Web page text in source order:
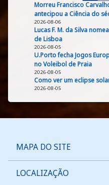
Morreu Francisco
antecipou a Ciência do
2026-08-06
Lucas F. M. da Silva
de Lisboa
2026-08-05
U.Porto fecha Jogos
no Voleibol de Praia
2026-08-05
Como ver um eclipse
2026-08-05
MAPA DO SITE
LOCALIZAÇÃO